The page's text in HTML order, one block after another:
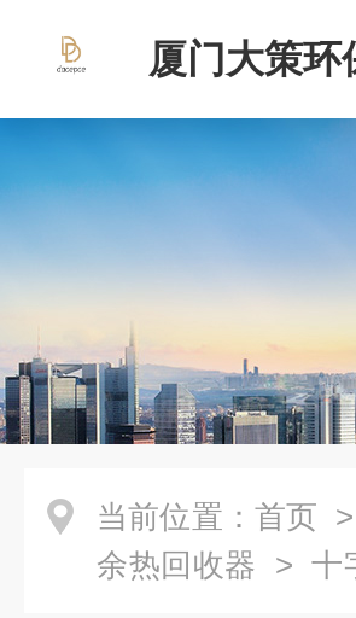
厦门大策环
当前位置： 首页 >
余热回收器 > 十